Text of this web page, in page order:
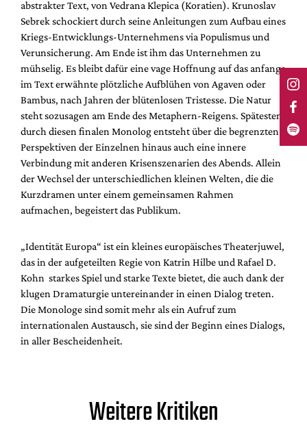
abstrakter Text, von Vedrana Klepica (Koratien). Krunoslav
Sebrek schockiert durch seine Anleitungen zum Aufbau eines
Kriegs-Entwicklungs-Unternehmens via Populismus und
Verunsicherung. Am Ende ist ihm das Unternehmen zu
mühselig. Es bleibt dafür eine vage Hoffnung auf das anfangs
im Text erwähnte plötzliche Aufblühen von Agaven oder
Bambus, nach Jahren der blütenlosen Tristesse. Die Natur
steht sozusagen am Ende des Metaphern-Reigens. Spätestens
durch diesen finalen Monolog entsteht über die begrenzten
Perspektiven der Einzelnen hinaus auch eine innere
Verbindung mit anderen Krisenszenarien des Abends. Allein
der Wechsel der unterschiedlichen kleinen Welten, die die
Kurzdramen unter einem gemeinsamen Rahmen
aufmachen, begeistert das Publikum.
„Identität Europa“ ist ein kleines europäisches Theaterjuwel,
das in der aufgeteilten Regie von Katrin Hilbe und Rafael D.
Kohn starkes Spiel und starke Texte bietet, die auch dank der
klugen Dramaturgie untereinander in einen Dialog treten.
Die Monologe sind somit mehr als ein Aufruf zum
internationalen Austausch, sie sind der Beginn eines Dialogs,
in aller Bescheidenheit.
Weitere Kritiken